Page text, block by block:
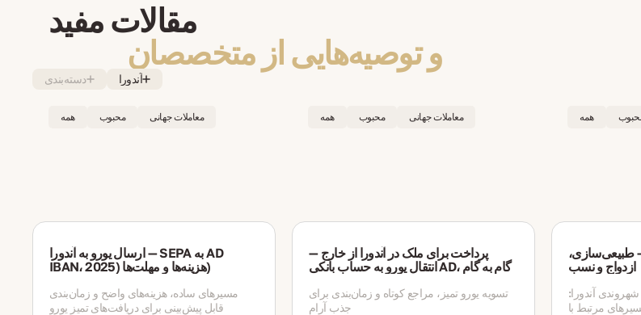
مقالات مفید
و توصیه‌هایی از متخصصان
دسته‌بندی آندورا
همه محبوب معاملات جهانی
ارسال یورو به آندورا — SEPA به AD
IBAN، هزینه‌ها و مهلت‌ها (2025)
مسیرهای ساده، هزینه‌های واضح و زمان‌بندی
قابل پیش‌بینی برای دریافت‌های تمیز یورو
همه محبوب معاملات جهانی
پرداخت برای ملک در آندورا از خارج —
انتقال یورو به حساب بانکی AD، گام به گام
تسویه یورو تمیز، مراجع کوتاه و زمان‌بندی برای
جذب آرام
همه
آندورا در 2026 — طبیعی‌سازی،
ازدواج و نسب
2026 برای شهروندی آندورا:
مرتبط با